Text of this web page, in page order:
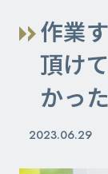
作業
頂け
かっ
2023.06.29